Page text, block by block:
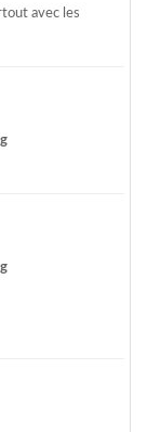
avec les